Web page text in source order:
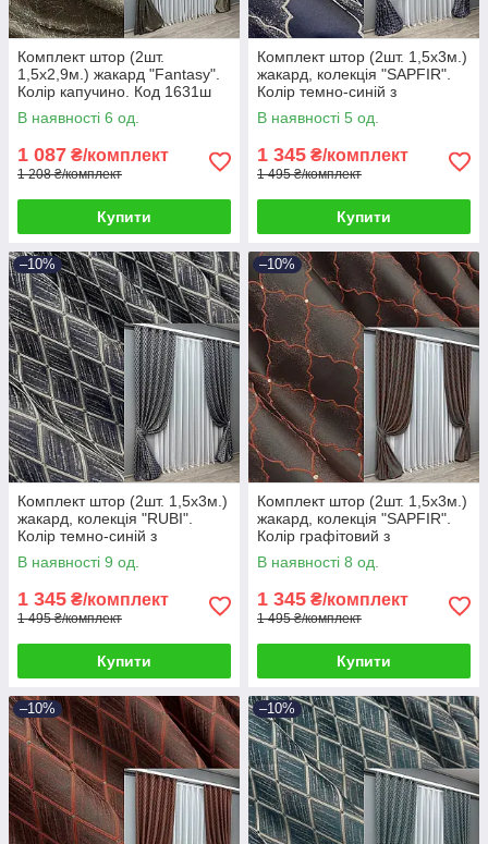
Комплект штор (2шт.
1,5х2,9м.) жакард "Fantasy".
Колір капучино. Код 1631ш
33-0535
В наявності 6 од.
1 087 ₴/комплект
1 208 ₴/комплект
Купити
Комплект штор (2шт. 1,5х3м.)
жакард, колекція "SAPFIR".
Колір темно-синій з
молочним. Код 1751ш 33-
0715
В наявності 5 од.
1 345 ₴/комплект
1 495 ₴/комплект
Купити
–10%
Комплект штор (2шт. 1,5х3м.)
жакард, колекція "RUBI".
Колір темно-синій з
молочним. Код 1758ш 33-
0716
В наявності 9 од.
1 345 ₴/комплект
1 495 ₴/комплект
Купити
–10%
Комплект штор (2шт. 1,5х3м.)
жакард, колекція "SAPFIR".
Колір графітовий з
теракотовим. Код 1752ш 33-
0718
В наявності 8 од.
1 345 ₴/комплект
1 495 ₴/комплект
Купити
–10% –10%